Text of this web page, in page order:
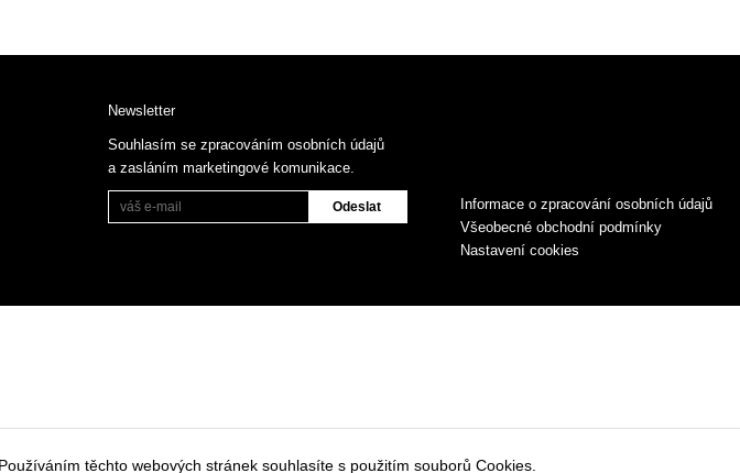
Informace o zpracování osobních údajů
Všeobecné obchodní podmínky
Nastavení cookies
Newsletter
Souhlasím se zpracováním osobních údajů
a zasláním marketingové komunikace.
těchto webových stránek souhlasíte s použitím souborů Cookies.